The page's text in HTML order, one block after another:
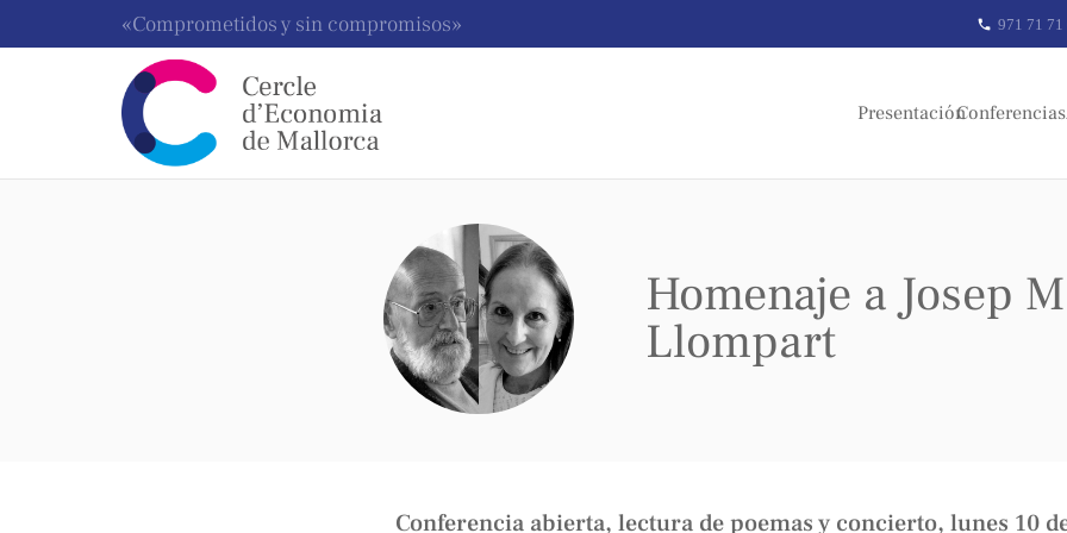
«Comprometidos y sin compromisos» phone 971 71 71
PresentaciónConferencias
Homenaje a Josep Maria Llompart
Homenaje a Josep
Llompart
Conferencia abierta, lectura de poemas y concierto, lunes 10